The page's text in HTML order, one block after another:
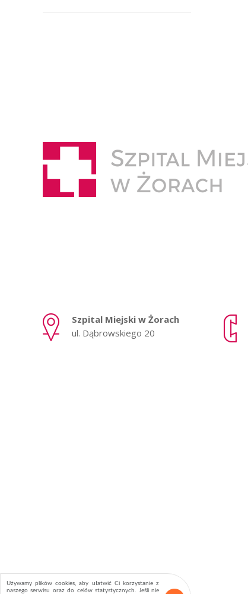
Szpital Miejski w Żorach
ul. Dąbrowskiego 20
Używamy plików cookies, aby ułatwić Ci korzystanie z
naszego serwisu oraz do celów statystycznych. Jeśli nie